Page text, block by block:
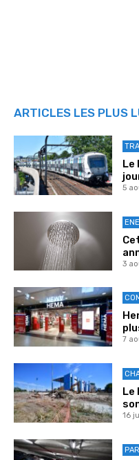
ARTICLES LES PLUS
Le
5
3
7
Le
16